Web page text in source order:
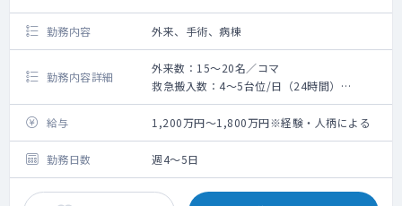
勤務内容 外来、手術、病棟
勤務内容詳細
外来数：15～20名／コマ
救急搬入数：4～5台位/日（24時間）
手術数：30件程度／年
・外来・オペを中心に勤務をお願いいたしま
す。
・オペは年間30件程度です。
・摂食・嚥下外来・小児言語外来・補聴器外
来なども行っております※予約制
給与 1,200万円～1,800万円※経験・人柄による
勤務日数 週4～5日